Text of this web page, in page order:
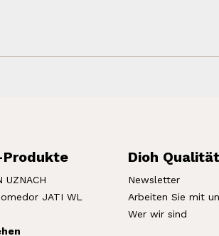
Produkte
UZNACH
JATI WL
Dioh Qualität
Newsletter
Arbeiten Sie mit
Wer wir sind